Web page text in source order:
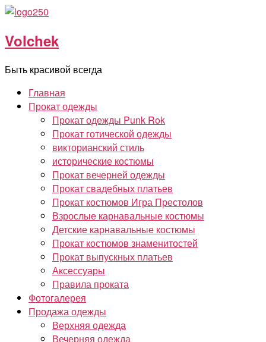
Перейти
содержимому
Volchek
Быть красивой всегда
Главная
Прокат одежды
Прокат одежды Punk Rok
Прокат готической одежды
викторианский стиль
исторические костюмы
Прокат вечерней одежды
Прокат свадебных платьев
Прокат костюмов Игра Престолов
Взрослые карнавальные костюмы
Детские карнавальные костюмы
Прокат костюмов знаменитостей
Прокат выпускных платьев
Аксессуары
Правила проката
Фотогалерея
Продажа одежды
Верхняя одежда
Вечерняя одежда